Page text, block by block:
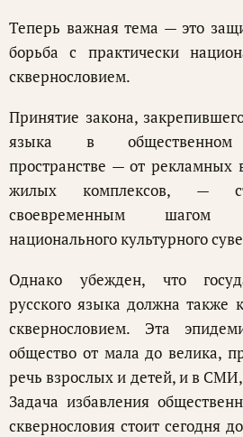
Теперь важная тема — это
борьба с практически
сквернословием.
Принятие закона,
языка в общественном
пространстве — от рекламных
жилых комплексов, —
своевременным шагом
национального культурного
Однако убежден, что
русского языка должна также
сквернословием. Эта
общество от мала до велика,
речь взрослых и детей, и в
Задача избавления
сквернословия стоит сегодня